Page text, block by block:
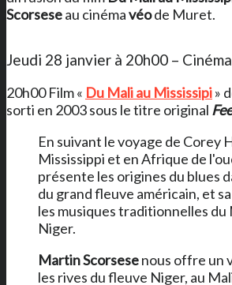
Scorseseau cinémavéode Muret.
Jeudi 28 janvier à 20h00 –
20h00 Film « Du Mali au Mississipi»
sorti en 2003 sous le titre original
En suivant le voyage de Corey
Mississippi et en Afrique de
présente les origines du blues
du grand fleuve américain, et
les musiques traditionnelles du
Niger.
Martin Scorsesenous offre un
les rives du fleuve Niger, au